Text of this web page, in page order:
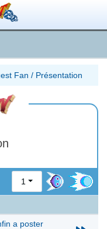
Fan / Présentation
1
a poster